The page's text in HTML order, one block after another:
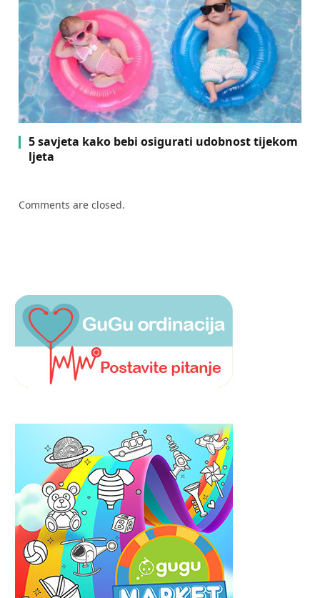
5 savjeta kako bebi osigurati udobnost tijekom
ljeta
Comments are closed.